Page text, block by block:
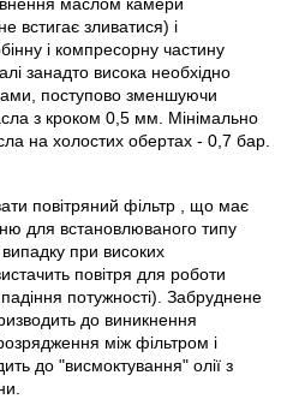
встигає зливатися) і
і компресорну частину
занадто висока необхідно
поступово зменшуючи
з кроком 0,5 мм. Мінімально
на холостих обертах - 0,7 бар.
повітряний фільтр , що має
для встановлюваного типу
при високих
повітря для роботи
потужності). Забруднене
до виникнення
між фільтром і
до "висмоктування" олії з